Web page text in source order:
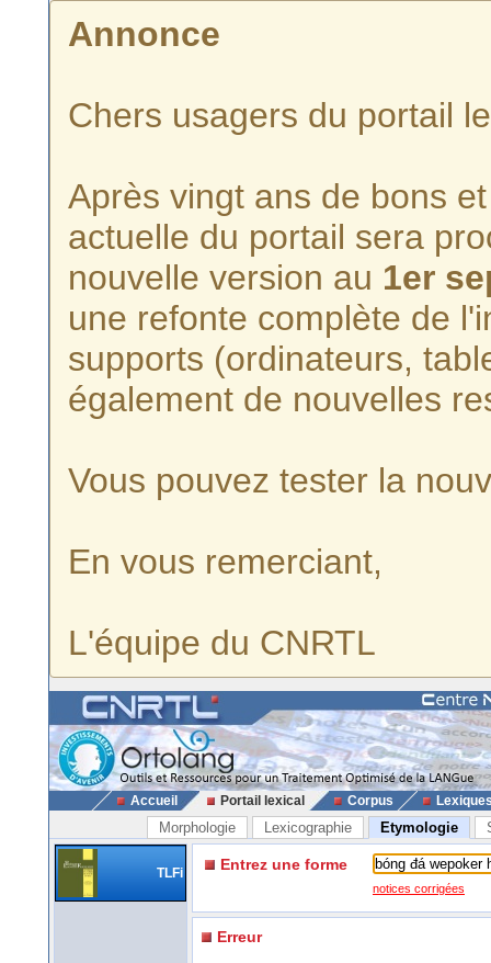
Annonce
Chers usagers du portail
Après vingt ans de bons
actuelle du portail sera
nouvelle version au 1er
une refonte complète de
supports (ordinateurs,
également de nouvelles
Vous pouvez tester la
En vous remerciant,
L'équipe du CNRTL
Accueil Portail lexical Corpus
Morphologie Lexicographie Etymologie
TLFi Entrez une forme
notices corrigées
Erreur